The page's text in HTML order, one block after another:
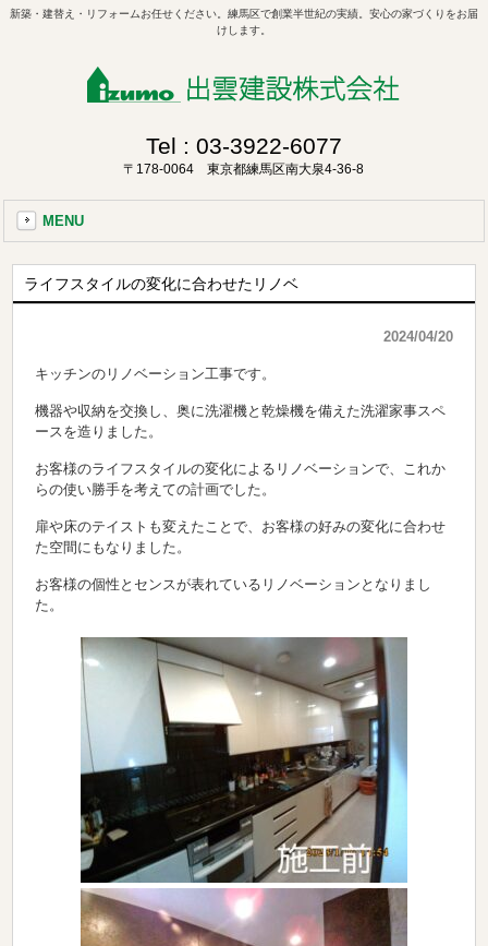
新築・建替え・リフォームお任せください。練馬区で創業半世紀の実績。安心の家づくりをお届
けします。
Tel : 03-3922-6077
〒178-0064 東京都練馬区南大泉4-36-8
MENU
ライフスタイルの変化に合わせたリノベ
2024/04/20
キッチンのリノベーション工事です。
機器や収納を交換し、奥に洗濯機と乾燥機を備えた洗濯家事スペ
ースを造りました。
お客様のライフスタイルの変化によるリノベーションで、これか
らの使い勝手を考えての計画でした。
扉や床のテイストも変えたことで、お客様の好みの変化に合わせ
た空間にもなりました。
お客様の個性とセンスが表れているリノベーションとなりまし
た。